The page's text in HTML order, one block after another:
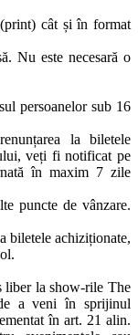
cât și în format
Nu este necesară o
persoanelor sub 16
la biletele
veți fi notificat pe
în maxim 7 zile
puncte de vânzare.
biletele achiziționate,
liber la show-rile The
a veni în sprijinul
în art. 21 alin.